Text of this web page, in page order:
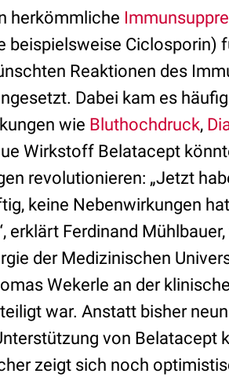
herkömmliche
beispielsweise Ciclosporin)
Reaktionen des
Dabei kam es
wie Bluthochdruck,
Wirkstoff Belatacept
revolutionieren: „Jetzt
keine Nebenwirkungen
erklärt Ferdinand
der Medizinischen
Wekerle an der
war. Anstatt bisher
von Belatacept
zeigt sich noch